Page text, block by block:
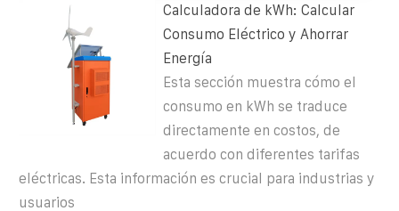
Calculadora de kWh: Calcular
Consumo Eléctrico y Ahorrar
Energía
Esta sección muestra cómo el
consumo en kWh se traduce
directamente en costos, de
acuerdo con diferentes tarifas
eléctricas. Esta información es crucial para industrias y
usuarios